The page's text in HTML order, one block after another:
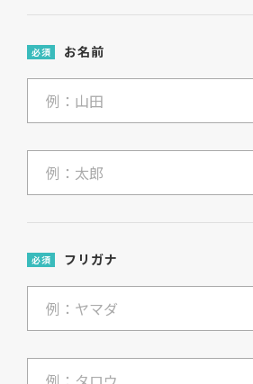
必須 お名前
必須 フリガナ